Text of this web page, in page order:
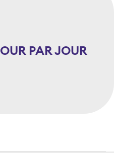
PAR JOUR